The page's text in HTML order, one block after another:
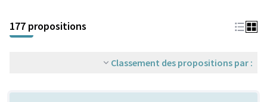
177 propositions
Classement des propositions par :